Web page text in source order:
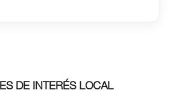
DE INTERÉS LOCAL